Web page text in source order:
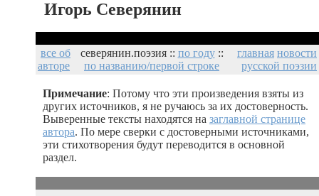
Игорь Северянин
все об
авторе
северянин.поэзия :: по году::
по названию/первой строке
главная новости
русской поэзии
Примечание: Потому что эти произведения взяты из
других источников, я не ручаюсь за их достоверность.
Выверенные тексты находятся на заглавной странице
автора. По мере сверки с достоверными источниками,
эти стихотворения будут переводится в основной
раздел.